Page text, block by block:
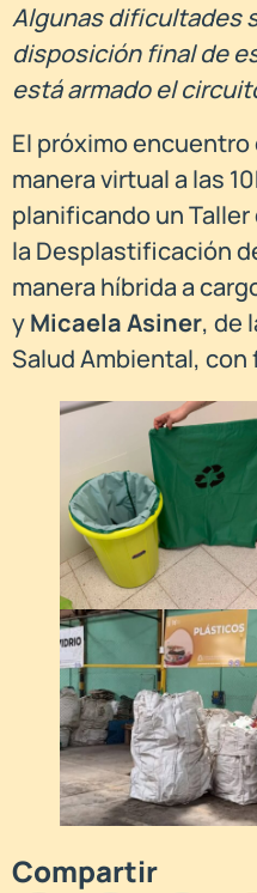
Algunas dificultades
disposición final de
está armado el
El próximo encuentro
manera virtual a las
planificando un
la Desplastificación
manera híbrida a
yMicaela Asiner, de
Salud Ambiental, con
Compartir